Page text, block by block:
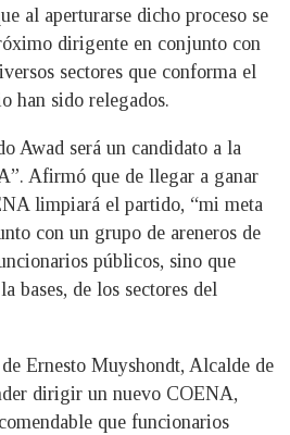
al aperturarse dicho proceso se
dirigente en conjunto con
sectores que conforma el
han sido relegados.
Awad será un candidato a la
Afirmó que de llegar a ganar
limpiará el partido, “mi meta
con un grupo de areneros de
públicos, sino que
bases, de los sectores del
Ernesto Muyshondt, Alcalde de
dirigir un nuevo COENA,
que funcionarios